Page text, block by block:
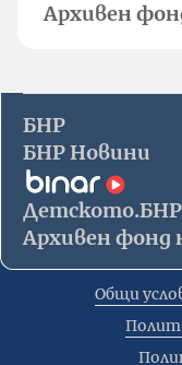
Архивен
БНР
БНР Новини
Детското.БНР
Архивен фонд
Общи